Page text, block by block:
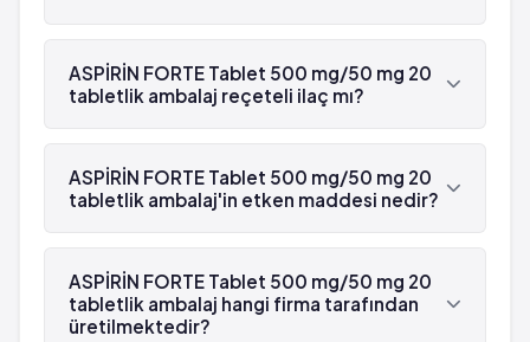
ASPİRİN FORTE Tablet 500 mg/50 mg 20
tabletlik ambalaj reçeteli ilaç mı?
Evet, ASPİRİN FORTE Tablet 500 mg/50 mg 20
tabletlik ambalaj beyaz reçetelidir.
ASPİRİN FORTE Tablet 500 mg/50 mg 20
tabletlik ambalaj'in etken maddesi nedir?
ASPİRİN FORTE Tablet 500 mg/50 mg 20
tabletlik ambalaj'in etken maddesi Kafein 'dür.
ASPİRİN FORTE Tablet 500 mg/50 mg 20
tabletlik ambalaj hangi firma tarafından
üretilmektedir?